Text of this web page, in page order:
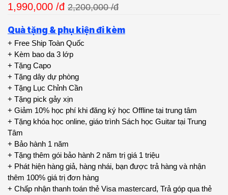
1,990,000 /đ 2,200,000 /đ
Quà tặng & phụ kiện đi kèm
+ Free Ship Toàn Quốc
+ Kèm bao da 3 lớp
+ Tặng Capo
+ Tặng dây dự phòng
+ Tặng Lục Chỉnh Cần
+ Tặng pick gảy xịn
+ Giảm 10% học phí khi đăng ký học Offline tại trung tâm
+ Tặng khóa học online, giáo trình Sách học Guitar tại Trung
Tâm
+ Bảo hành 1 năm
+ Tặng thêm gói bảo hành 2 năm trị giá 1 triệu
+ Phát hiện hàng giả, hàng nhái, bạn được trả hàng và nhận
thêm 100% giá trị đơn hàng
+ Chấp nhận thanh toán thẻ Visa mastercard, Trả góp qua thẻ